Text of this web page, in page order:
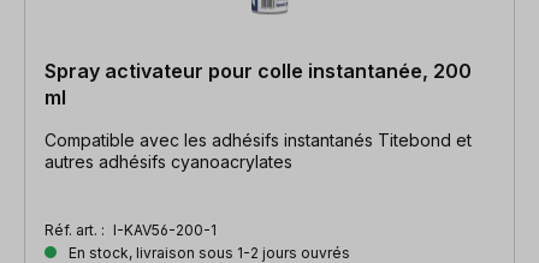
Spray activateur pour colle instantanée, 200
ml
Compatible avec les adhésifs instantanés Titebond et
autres adhésifs cyanoacrylates
Réf. art. : I-KAV56-200-1
En stock, livraison sous 1-2 jours ouvrés